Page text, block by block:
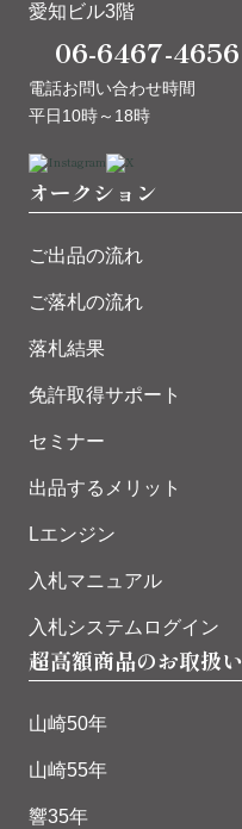
愛知ビル3階
06-6467-4656
電話お問い合わせ時間
平日10時～18時
オークション
ご出品の流れ
ご落札の流れ
落札結果
免許取得サポート
セミナー
出品するメリット
Lエンジン
入札マニュアル
入札システムログイン
超高額商品のお取扱い
山崎50年
山崎55年
響35年